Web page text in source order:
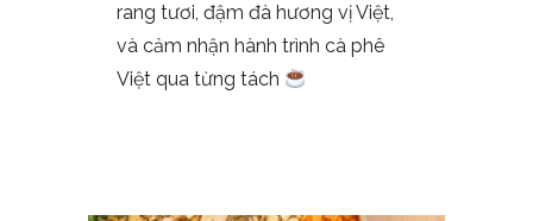
rang tươi, đậm đà hương vị Việt,
và cảm nhận hành trình cà phê
Việt qua từng tách